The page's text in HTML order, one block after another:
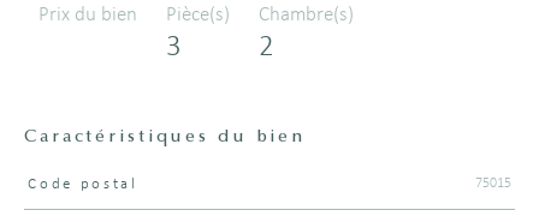
Prix du bien Pièce(s)
3
Chambre(s)
2
Caractéristiques du bien
Caractéristiques
Code postal 75015